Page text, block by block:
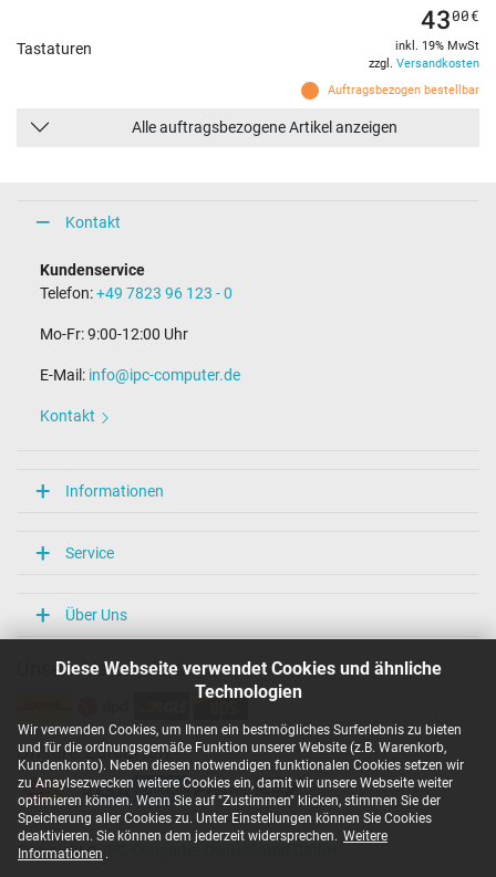
Diese Webseite verwendet Cookies und ähnliche
Technologien
Wir verwenden Cookies, um Ihnen ein bestmögliches Surferlebnis zu bieten
und für die ordnungsgemäße Funktion unserer Website (z.B. Warenkorb,
Kundenkonto). Neben diesen notwendigen funktionalen Cookies setzen wir
zu Anaylsezwecken weitere Cookies ein, damit wir unsere Webseite weiter
optimieren können. Wenn Sie auf "Zustimmen" klicken, stimmen Sie der
Speicherung aller Cookies zu. Unter Einstellungen können Sie Cookies
deaktivieren. Sie können dem jederzeit widersprechen. Weitere
Informationen .
Tastaturen
Auftragsbezogen bestellbar
4300€
inkl. 19% MwSt
zzgl. Versandkosten
Alle auftragsbezogene Artikel anzeigen
Kontakt
Kundenservice
Telefon:+49 7823 96 123 - 0
Mo-Fr: 9:00-12:00 Uhr
E-Mail: info@ipc-computer.de
Kontakt
Informationen
Service
Über Uns
Unsere Versandarten
Unsere Zahlarten
Copyright ©